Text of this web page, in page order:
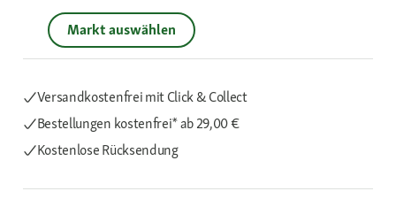
Markt auswählen
Versandkostenfrei mit Click & Collect
Bestellungen kostenfrei*ab 29,00 €
Kostenlose Rücksendung